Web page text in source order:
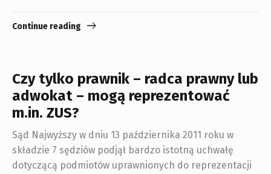
Continue reading
Czy tylko prawnik – radca prawny lub
adwokat – mogą reprezentować
m.in. ZUS?
Sąd Najwyższy w dniu 13 października 2011 roku w
składzie 7 sędziów podjął bardzo istotną uchwałę
dotyczącą podmiotów uprawnionych do reprezentacji